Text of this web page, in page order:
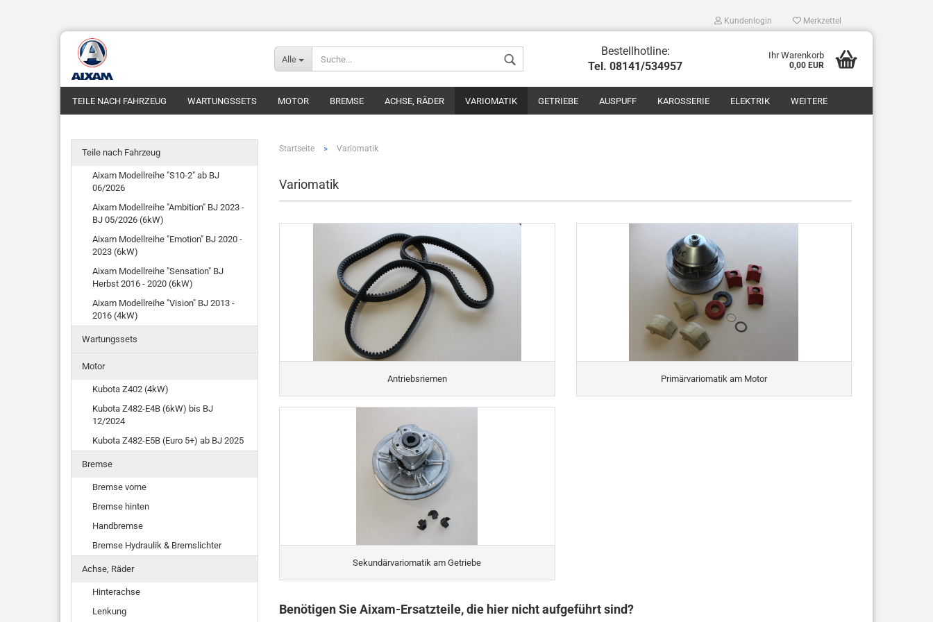
Kundenlogin Merkzettel
Alle
Bestellhotline:
Tel. 08141/534957
Ihr Warenkorb
0,00 EUR
TEILE NACH FAHRZEUG WARTUNGSSETS MOTOR BREMSE ACHSE, RÄDER VARIOMATIK GETRIEBE AUSPUFF KAROSSERIE ELEKTRIK WEITERE
Startseite » Variomatik
Variomatik
Antriebsriemen Primärvariomatik am Motor
Sekundärvariomatik am Getriebe
Benötigen Sie Aixam-Ersatzteile, die hier nicht aufgeführt sind?
Teile nach Fahrzeug
Aixam Modellreihe "S10-2" ab BJ
06/2026
Aixam Modellreihe "Ambition" BJ 2023 -
BJ 05/2026 (6kW)
Aixam Modellreihe "Emotion" BJ 2020 -
2023 (6kW)
Aixam Modellreihe "Sensation" BJ
Herbst 2016 - 2020 (6kW)
Aixam Modellreihe "Vision" BJ 2013 -
2016 (4kW)
Wartungssets
Motor
Kubota Z402 (4kW)
Kubota Z482-E4B (6kW) bis BJ
12/2024
Kubota Z482-E5B (Euro 5+) ab BJ 2025
Bremse
Bremse vorne
Bremse hinten
Handbremse
Bremse Hydraulik & Bremslichter
Achse, Räder
Hinterachse
Lenkung